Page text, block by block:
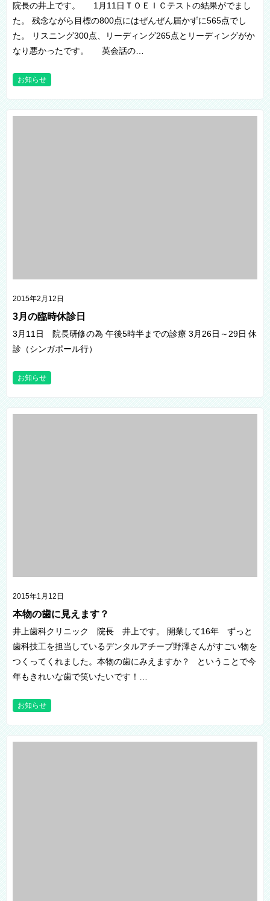
院長の井上です。 1月11日ＴＯＥＩＣテストの結果がでまし
た。 残念ながら目標の800点にはぜんぜん届かずに565点でし
た。 リスニング300点、リーディング265点とリーディングがか
なり悪かったです。 英会話の…
お知らせ
2015年2月12日
3月の臨時休診日
3月11日 院長研修の為 午後5時半までの診療 3月26日～29日 休
診（シンガポール行）
お知らせ
2015年1月12日
本物の歯に見えます？
井上歯科クリニック 院長 井上です。 開業して16年 ずっと
歯科技工を担当しているデンタルアチーブ野澤さんがすごい物を
つくってくれました。本物の歯にみえますか？ ということで今
年もきれいな歯で笑いたいです！…
お知らせ